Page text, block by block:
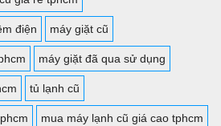
điện máy giặt cũ
máy giặt đã qua sử dụng
tủ lạnh cũ
mua máy lạnh cũ giá cao tphcm